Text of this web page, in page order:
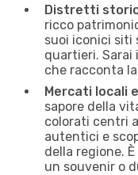
Distretti
ricco
suoi iconici siti
quartieri.
che racconta
Mercati locali
sapore della
colorati centri
autentici e
della regione.
un souvenir o